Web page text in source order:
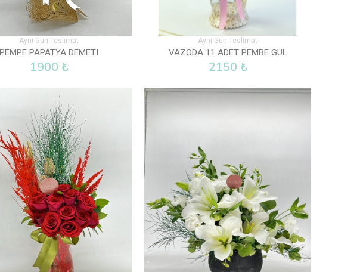
Aynı Gün Teslimat
PEMPE PAPATYA DEMETI
1900 ₺
Aynı Gün Teslimat
VAZODA 11 ADET PEMBE GÜL
2150 ₺